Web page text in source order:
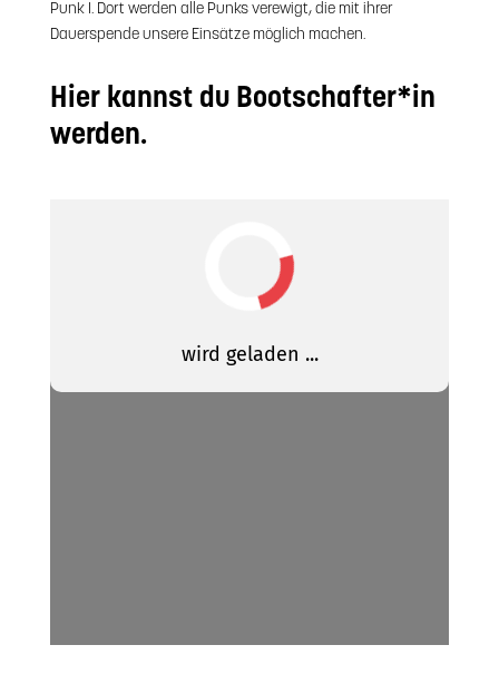
Punk I. Dort werden alle Punks verewigt, die mit ihrer
Dauerspende unsere Einsätze möglich machen.
Hier kannst du Bootschafter*in
werden.